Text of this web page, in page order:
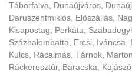
Táborfalva, Dunaújváros,
Daruszentmiklós, Előszállás,
Kisapostag, Perkáta,
Százhalombatta, Ercsi, Iváncsa,
Kulcs, Rácalmás, Tárnok,
Ráckeresztúr, Baracska,